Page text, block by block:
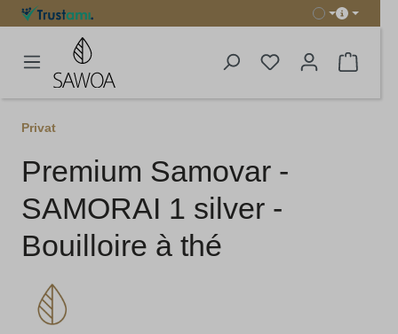
principal
Le
Privat
Premium Samovar -
SAMORAI 1 silver -
Bouilloire à thé